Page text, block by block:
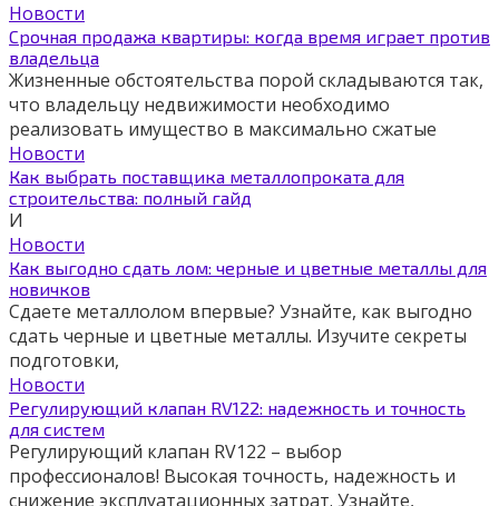
Новости
Срочная продажа квартиры: когда время играет против
владельца
Жизненные обстоятельства порой складываются так,
что владельцу недвижимости необходимо
реализовать имущество в максимально сжатые
Новости
Как выбрать поставщика металлопроката для
строительства: полный гайд
И
Новости
Как выгодно сдать лом: черные и цветные металлы для
новичков
Сдаете металлолом впервые? Узнайте, как выгодно
сдать черные и цветные металлы. Изучите секреты
подготовки,
Новости
Регулирующий клапан RV122: надежность и точность
для систем
Регулирующий клапан RV122 – выбор
профессионалов! Высокая точность, надежность и
снижение эксплуатационных затрат. Узнайте,